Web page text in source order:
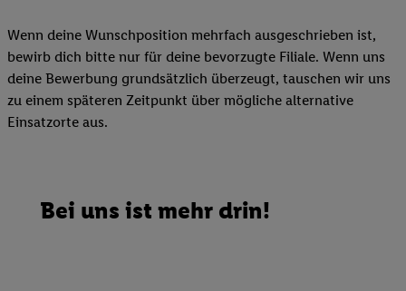
Wenn deine Wunschposition mehrfach ausgeschrieben ist,
bewirb dich bitte nur für deine bevorzugte Filiale. Wenn uns
deine Bewerbung grundsätzlich überzeugt, tauschen wir uns
zu einem späteren Zeitpunkt über mögliche alternative
Einsatzorte aus.
Bei uns ist mehr drin!